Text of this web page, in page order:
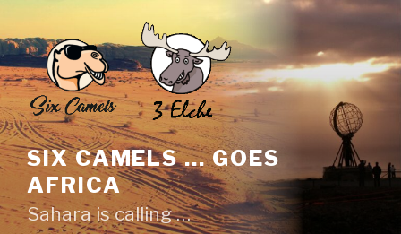
springen
SIX CAMELS … GOES
AFRICA
Sahara is calling …